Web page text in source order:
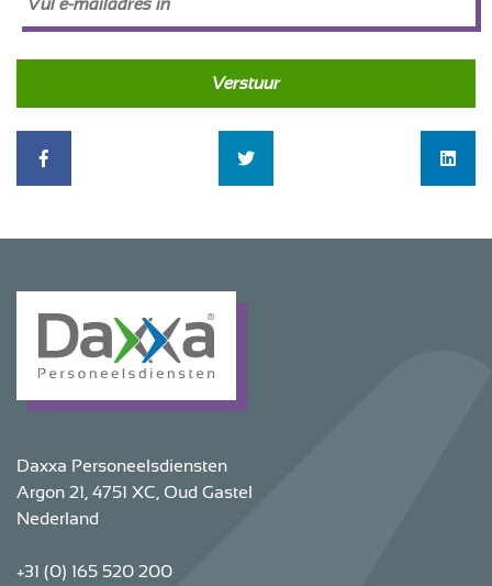
Verstuur
Daxxa Personeelsdiensten
Argon 21, 4751 XC, Oud Gastel
Nederland
+31 (0) 165 520 200